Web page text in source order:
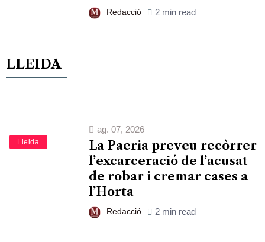
Redacció 2 min read
LLEIDA
Lleida
ag. 07, 2026
La Paeria preveu recòrrer
l’excarceració de l’acusat
de robar i cremar cases a
l’Horta
Redacció 2 min read